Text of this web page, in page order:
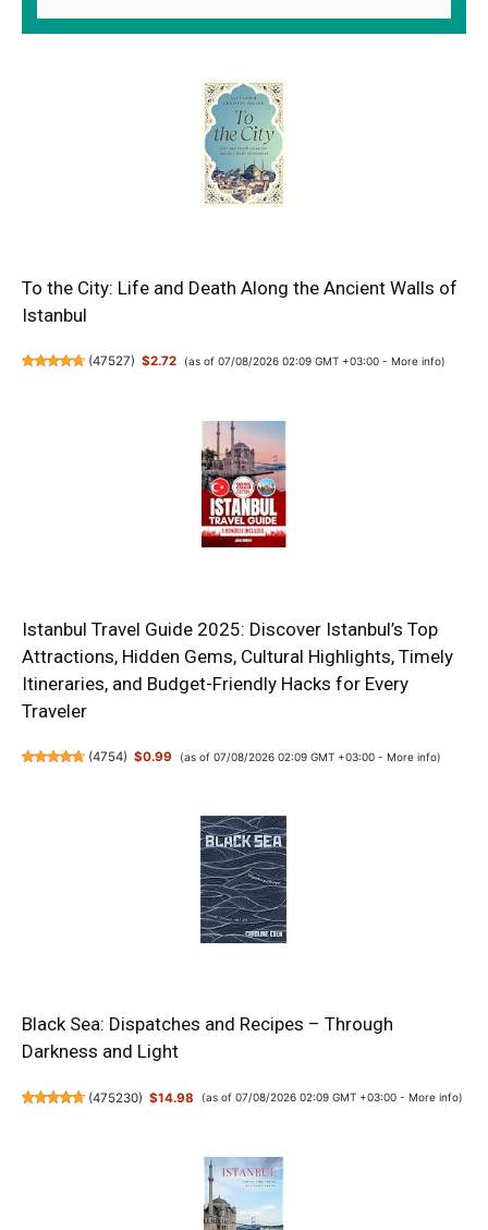
To the City: Life and Death Along the Ancient Walls of
Istanbul
(47527) $2.72 (as of 07/08/2026 02:09 GMT +03:00 - More info)
Istanbul Travel Guide 2025: Discover Istanbul’s Top
Attractions, Hidden Gems, Cultural Highlights, Timely
Itineraries, and Budget-Friendly Hacks for Every
Traveler
(4754) $0.99 (as of 07/08/2026 02:09 GMT +03:00 - More info)
Black Sea: Dispatches and Recipes – Through
Darkness and Light
(475230) $14.98 (as of 07/08/2026 02:09 GMT +03:00 - More info)